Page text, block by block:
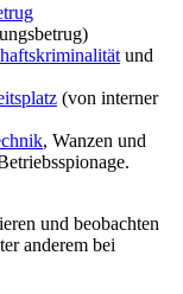
und
(von interner
, Wanzen und
und beobachten
anderem bei